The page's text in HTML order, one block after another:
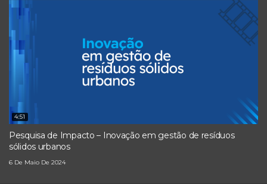
4:51
Pesquisa de Impacto – Inovação em gestão de resíduos
sólidos urbanos
6 De Maio De 2024